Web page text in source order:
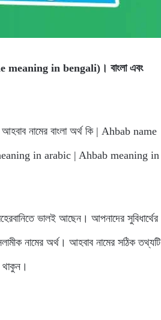
meaning in bengali)। বাংলা এবং
নামের বাংলা অর্থ কি | Ahbab name
in arabic | Ahbab meaning in
ভালই আছেন। আপনাদের সুবিধার্থের
নামের অর্থ। আহবাব নামের সঠিক তথ্যটি
থাকুন।